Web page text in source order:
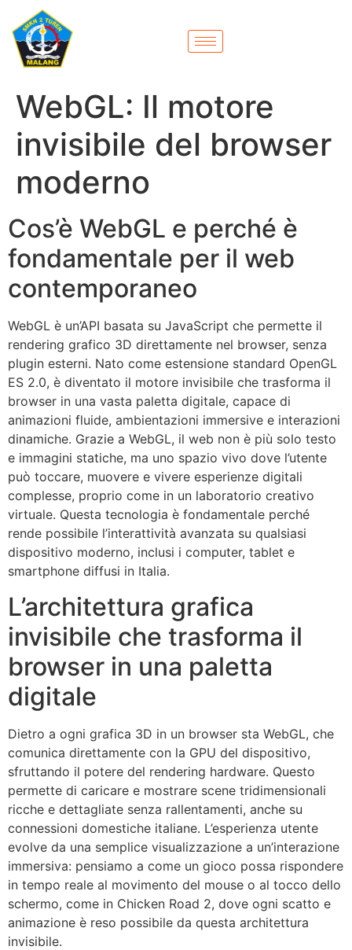
WebGL: Il motore
invisibile del browser
moderno
Cos’è WebGL e perché è
fondamentale per il web
contemporaneo
WebGL è un’API basata su JavaScript che permette il
rendering grafico 3D direttamente nel browser, senza
plugin esterni. Nato come estensione standard OpenGL
ES 2.0, è diventato il motore invisibile che trasforma il
browser in una vasta paletta digitale, capace di
animazioni fluide, ambientazioni immersive e interazioni
dinamiche. Grazie a WebGL, il web non è più solo testo
e immagini statiche, ma uno spazio vivo dove l’utente
può toccare, muovere e vivere esperienze digitali
complesse, proprio come in un laboratorio creativo
virtuale. Questa tecnologia è fondamentale perché
rende possibile l’interattività avanzata su qualsiasi
dispositivo moderno, inclusi i computer, tablet e
smartphone diffusi in Italia.
L’architettura grafica
invisibile che trasforma il
browser in una paletta
digitale
Dietro a ogni grafica 3D in un browser sta WebGL, che
comunica direttamente con la GPU del dispositivo,
sfruttando il potere del rendering hardware. Questo
permette di caricare e mostrare scene tridimensionali
ricche e dettagliate senza rallentamenti, anche su
connessioni domestiche italiane. L’esperienza utente
evolve da una semplice visualizzazione a un’interazione
immersiva: pensiamo a come un gioco possa rispondere
in tempo reale al movimento del mouse o al tocco dello
schermo, come in Chicken Road 2, dove ogni scatto e
animazione è reso possibile da questa architettura
invisibile.